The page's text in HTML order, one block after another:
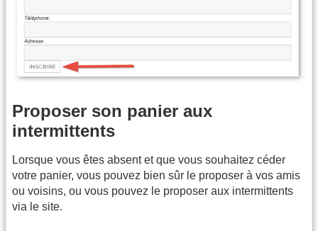
Proposer son panier aux
intermittents
Lorsque vous êtes absent et que vous souhaitez céder
votre panier, vous pouvez bien sûr le proposer à vos amis
ou voisins, ou vous pouvez le proposer aux intermittents
via le site.